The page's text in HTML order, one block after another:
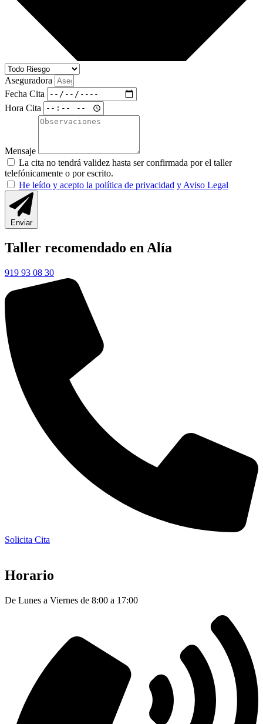
Aseguradora
Fecha Cita
Hora Cita
Mensaje
La cita no tendrá validez hasta ser confirmada por el taller
telefónicamente o por escrito.
He leído y acepto la política de privacidad y Aviso Legal
Enviar
Taller recomendado en Alía
919 93 08 30
Solicita Cita
Horario
De Lunes a Viernes de 8:00 a 17:00